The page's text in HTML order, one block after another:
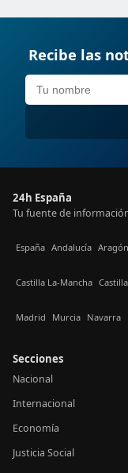
Recibe las
24h España
Tu fuente de
España Andalucía Aragón
Castilla La-Mancha
Madrid Murcia Navarra
Secciones
Nacional
Internacional
Economía
Justicia Social